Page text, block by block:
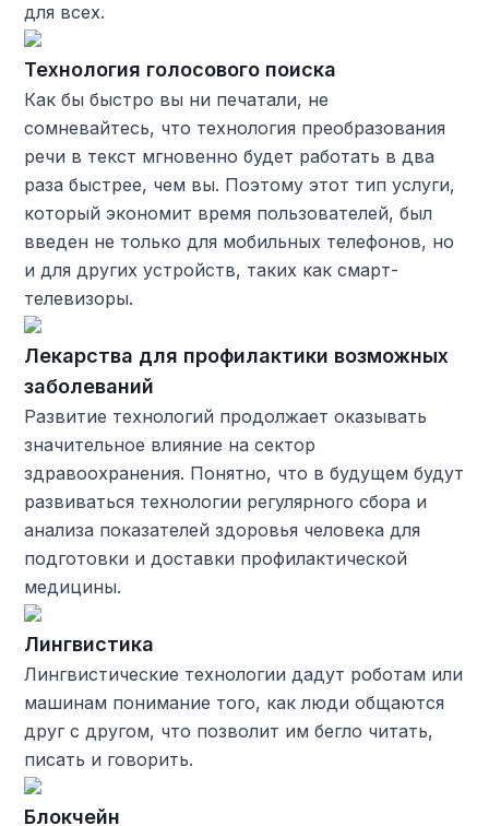
для всех.
Технология голосового поиска
Как бы быстро вы ни печатали, не
сомневайтесь, что технология преобразования
речи в текст мгновенно будет работать в два
раза быстрее, чем вы. Поэтому этот тип услуги,
который экономит время пользователей, был
введен не только для мобильных телефонов, но
и для других устройств, таких как смарт-
телевизоры.
Лекарства для профилактики возможных
заболеваний
Развитие технологий продолжает оказывать
значительное влияние на сектор
здравоохранения. Понятно, что в будущем будут
развиваться технологии регулярного сбора и
анализа показателей здоровья человека для
подготовки и доставки профилактической
медицины.
Лингвистика
Лингвистические технологии дадут роботам или
машинам понимание того, как люди общаются
друг с другом, что позволит им бегло читать,
писать и говорить.
Блокчейн